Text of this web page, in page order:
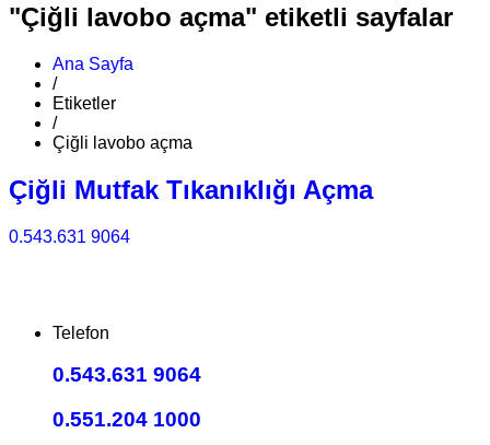
"Çiğli lavobo açma" etiketli sayfalar
Ana Sayfa
/
Etiketler
/
Çiğli lavobo açma
Çiğli Mutfak Tıkanıklığı Açma
0.543.631 9064
Telefon
0.543.631 9064
0.551.204 1000